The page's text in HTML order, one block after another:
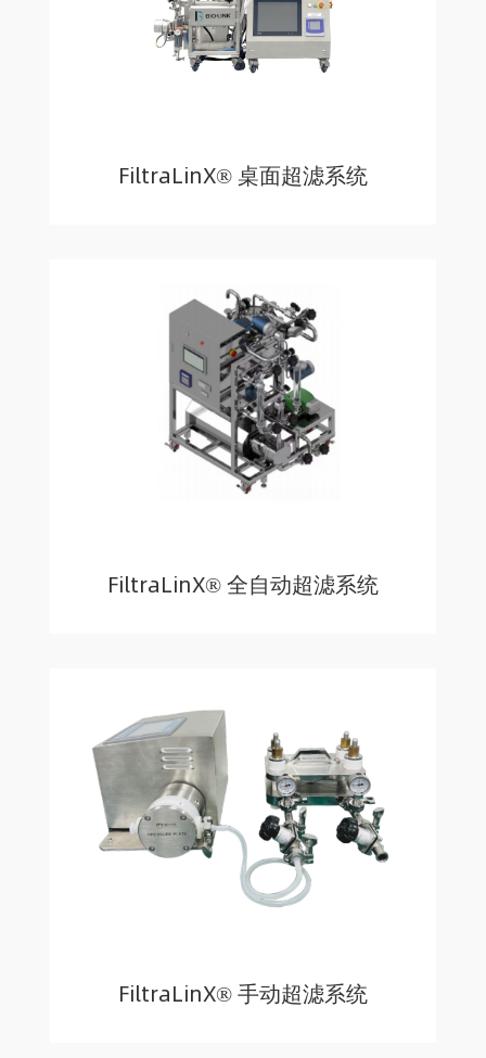
FiltraLinX® 桌面超滤系统
FiltraLinX® 全自动超滤系统
FiltraLinX® 手动超滤系统